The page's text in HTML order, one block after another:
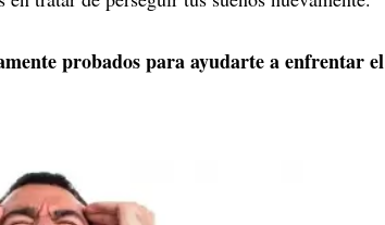
probados para ayudarte a enfrentar el